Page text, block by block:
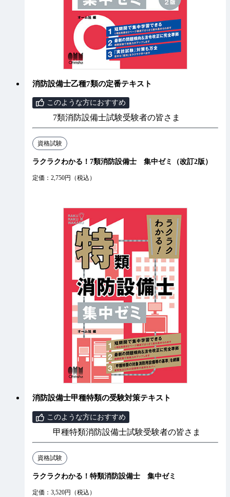
消防設備士乙種7類の定番テキスト
このような方におすすめ
7類消防設備士試験受験者の皆さま
資格試験
ラクラクわかる！7類消防設備士 集中ゼミ（改訂2版）
定価：2,750円（税込）
消防設備士甲種特類の受験対策テキスト
このような方におすすめ
甲種特類消防設備士試験受験者の皆さま
資格試験
ラクラクわかる！特類消防設備士 集中ゼミ
定価：3,520円（税込）